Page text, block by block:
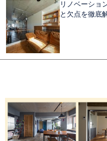
リノベーショ
と欠点を徹底